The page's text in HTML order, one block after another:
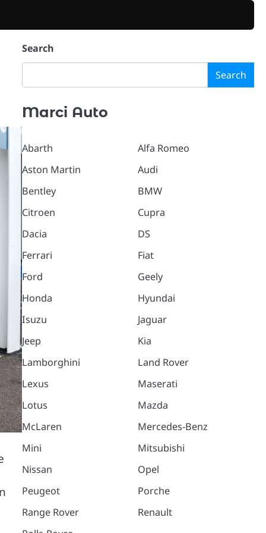
Search
Search
Marci Auto
Abarth
Aston Martin
Bentley
Citroen
Dacia
Ferrari
Ford
Honda
Isuzu
Jeep
Lamborghini
Lexus
Lotus
McLaren
Mini
Nissan
Peugeot
Range Rover
Alfa Romeo
Audi
BMW
Cupra
DS
Fiat
Geely
Hyundai
Jaguar
Kia
Land Rover
Maserati
Mazda
Mercedes-Benz
Mitsubishi
Opel
Porche
Renault